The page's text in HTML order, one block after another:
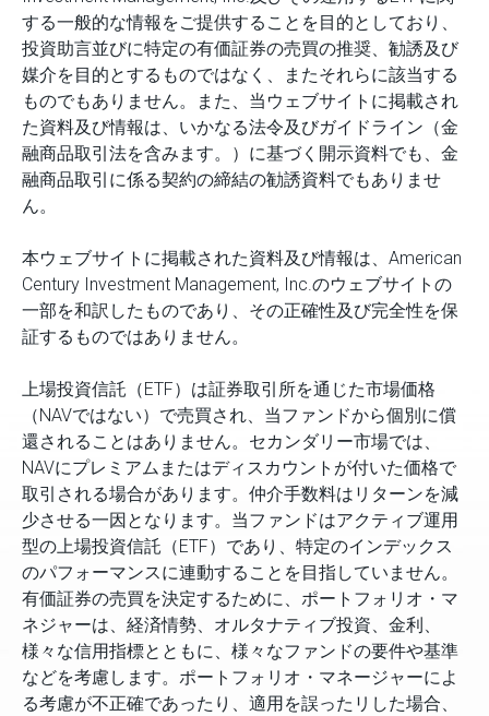
する一般的な情報をご提供することを目的としており、
投資助言並びに特定の有価証券の売買の推奨、勧誘及び
媒介を目的とするものではなく、またそれらに該当する
ものでもありません。また、当ウェブサイトに掲載され
た資料及び情報は、いかなる法令及びガイドライン（金
融商品取引法を含みます。）に基づく開示資料でも、金
融商品取引に係る契約の締結の勧誘資料でもありませ
ん。
本ウェブサイトに掲載された資料及び情報は、American
Century Investment Management, Inc.のウェブサイトの
一部を和訳したものであり、その正確性及び完全性を保
証するものではありません。
上場投資信託（ETF）は証券取引所を通じた市場価格
（NAVではない）で売買され、当ファンドから個別に償
還されることはありません。セカンダリー市場では、
NAVにプレミアムまたはディスカウントが付いた価格で
取引される場合があります。仲介手数料はリターンを減
少させる一因となります。当ファンドはアクティブ運用
型の上場投資信託（ETF）であり、特定のインデックス
のパフォーマンスに連動することを目指していません。
有価証券の売買を決定するために、ポートフォリオ・マ
ネジャーは、経済情勢、オルタナティブ投資、金利、
様々な信用指標とともに、様々なファンドの要件や基準
などを考慮します。ポートフォリオ・マネージャーによ
る考慮が不正確であったり、適用を誤ったリした場合、